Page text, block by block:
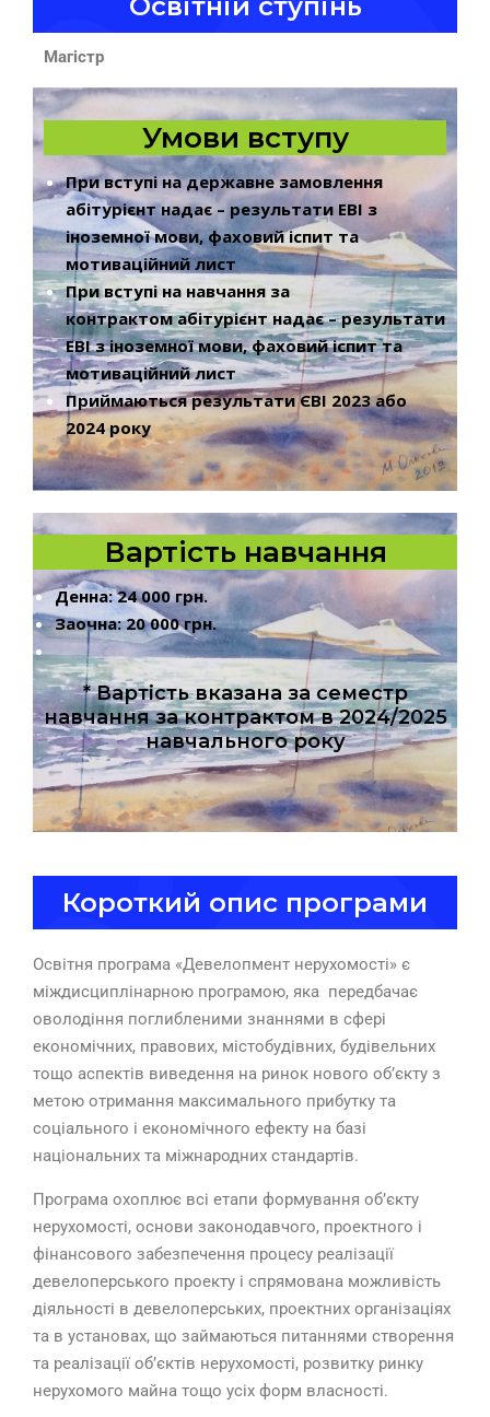
Освітній ступінь
Магістр
Умови вступу
При вступі на державне замовлення
абітурієнт надає – результати ЕВІ з
іноземної мови, фаховий іспит та
мотиваційний лист
При вступі на навчання за
контрактом абітурієнт надає – результати
ЕВІ з іноземної мови, фаховий іспит та
мотиваційний лист
Приймаються результати ЄВІ 2023 або
2024 року
Вартість навчання
Денна: 24 000 грн.
Заочна: 20 000 грн.
* Вартість вказана за семестр
навчання за контрактом в 2024/2025
навчального року
Короткий опис програми
Освітня програма «Девелопмент нерухомості» є
міждисциплінарною програмою, яка передбачає
оволодіння поглибленими знаннями в сфері
економічних, правових, містобудівних, будівельних
тощо аспектів виведення на ринок нового об’єкту з
метою отримання максимального прибутку та
соціального і економічного ефекту на базі
національних та міжнародних стандартів.
Програма охоплює всі етапи формування об’єкту
нерухомості, основи законодавчого, проектного і
фінансового забезпечення процесу реалізації
девелоперського проекту і спрямована можливість
діяльності в девелоперських, проектних організаціях
та в установах, що займаються питаннями створення
та реалізації об’єктів нерухомості, розвитку ринку
нерухомого майна тощо усіх форм власності.